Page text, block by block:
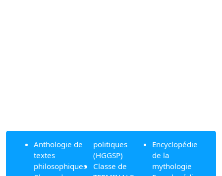
Anthologie de
textes
philosophiques
politiques
(HGGSP)
Classe de
Encyclopédie
de la
mythologie